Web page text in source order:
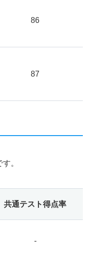
86
87
す。
共通テスト得点率
-